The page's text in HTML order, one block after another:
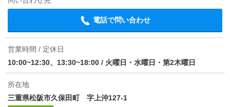
保証会社
次回更新予定日 2026/08/22
電話で問い合わせ
営業時間 / 定休日
10:00~12:30、13:30~18:00 / 火曜日・水曜日・第2木曜日
所在地
三重県松阪市久保田町 字上沖127-1